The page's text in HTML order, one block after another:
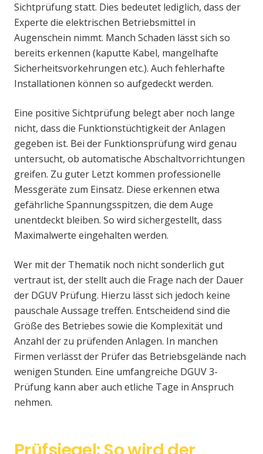
Sichtprüfung statt. Dies bedeutet lediglich, dass der
Experte die elektrischen Betriebsmittel in
Augenschein nimmt. Manch Schaden lässt sich so
bereits erkennen (kaputte Kabel, mangelhafte
Sicherheitsvorkehrungen etc.). Auch fehlerhafte
Installationen können so aufgedeckt werden.
Eine positive Sichtprüfung belegt aber noch lange
nicht, dass die Funktionstüchtigkeit der Anlagen
gegeben ist. Bei der Funktionsprüfung wird genau
untersucht, ob automatische Abschaltvorrichtungen
greifen. Zu guter Letzt kommen professionelle
Messgeräte zum Einsatz. Diese erkennen etwa
gefährliche Spannungsspitzen, die dem Auge
unentdeckt bleiben. So wird sichergestellt, dass
Maximalwerte eingehalten werden.
Wer mit der Thematik noch nicht sonderlich gut
vertraut ist, der stellt auch die Frage nach der Dauer
der DGUV Prüfung. Hierzu lässt sich jedoch keine
pauschale Aussage treffen. Entscheidend sind die
Größe des Betriebes sowie die Komplexität und
Anzahl der zu prüfenden Anlagen. In manchen
Firmen verlässt der Prüfer das Betriebsgelände nach
wenigen Stunden. Eine umfangreiche DGUV 3-
Prüfung kann aber auch etliche Tage in Anspruch
nehmen.